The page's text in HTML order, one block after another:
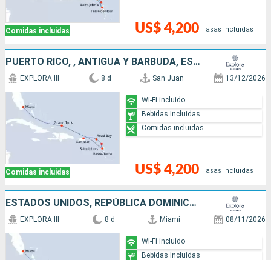
Comidas incluidas US$ 4,200 Tasas incluidas
PUERTO RICO, , ANTIGUA Y BARBUDA, ESTADOS UNIDOS
Comidas incluidas
EXPLORA III 8 d San Juan 13/12/2026
US$ 4,200 Tasas incluidas
Wi-Fi incluido
Bebidas Incluidas
Comidas incluidas
ESTADOS UNIDOS, REPÚBLICA DOMINICANA, FRANCIA, PUERTO RICO
EXPLORA III 8 d Miami 08/11/2026
Wi-Fi incluido
Bebidas Incluidas